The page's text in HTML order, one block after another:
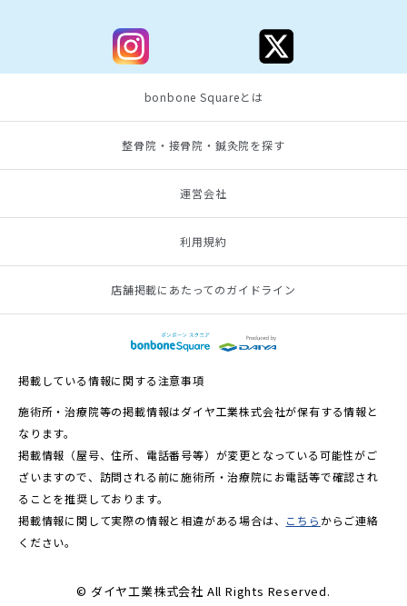
bonbone Squareとは
整骨院・接骨院・鍼灸院を探す
運営会社
利用規約
店舗掲載にあたってのガイドライン
掲載している情報に関する注意事項
施術所・治療院等の掲載情報はダイヤ工業株式会社が保有する情報と
なります。
掲載情報（屋号、住所、電話番号等）が変更となっている可能性がご
ざいますので、訪問される前に施術所・治療院にお電話等で確認され
ることを推奨しております。
掲載情報に関して実際の情報と相違がある場合は、 こちら からご連絡
ください。
© ダイヤ工業株式会社 All Rights Reserved.